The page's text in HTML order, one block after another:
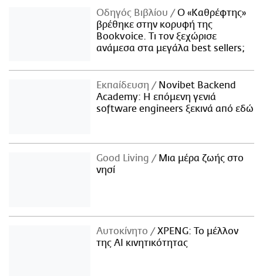
Οδηγός Βιβλίου
Ο «Καθρέφτης»
βρέθηκε στην κορυφή της
Bookvoice. Τι τον ξεχώρισε
ανάμεσα στα μεγάλα best sellers;
Εκπαίδευση
Novibet Backend
Academy: Η επόμενη γενιά
software engineers ξεκινά από εδώ
Good Living
Μια μέρα ζωής στο
νησί
Αυτοκίνητο
XPENG: Το μέλλον
της AI κινητικότητας